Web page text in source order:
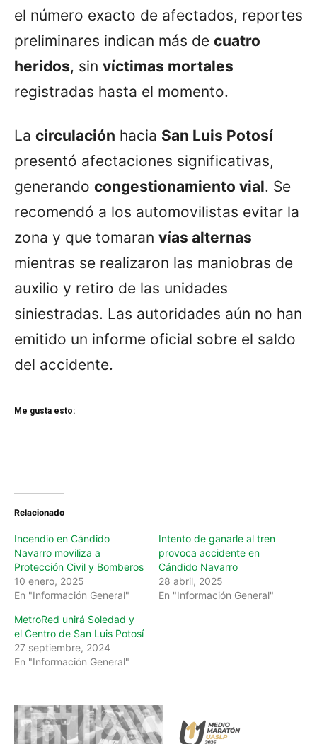
el número exacto de afectados, reportes
preliminares indican más de cuatro
heridos, sin víctimas mortales
registradas hasta el momento.
La circulación hacia San Luis Potosí
presentó afectaciones significativas,
generando congestionamiento vial. Se
recomendó a los automovilistas evitar la
zona y que tomaran vías alternas
mientras se realizaron las maniobras de
auxilio y retiro de las unidades
siniestradas. Las autoridades aún no han
emitido un informe oficial sobre el saldo
del accidente.
Me gusta esto:
Relacionado
Incendio en Cándido
Navarro moviliza a
Protección Civil y Bomberos
10 enero, 2025
En "Información General"
Intento de ganarle al tren
provoca accidente en
Cándido Navarro
28 abril, 2025
En "Información General"
MetroRed unirá Soledad y
el Centro de San Luis Potosí
27 septiembre, 2024
En "Información General"